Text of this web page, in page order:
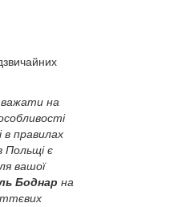
на
в правилах
Польщі є
вашої
Боднар на